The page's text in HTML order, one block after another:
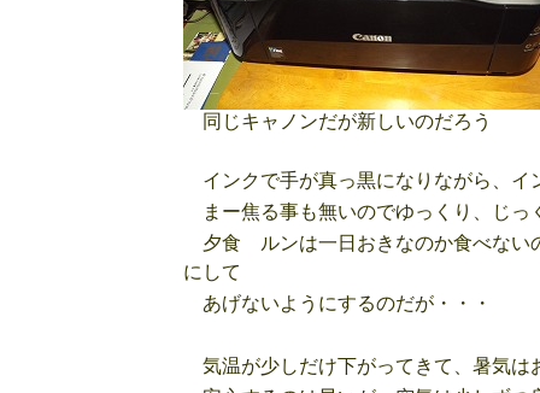
同じキャノンだが新しいのだろう
インクで手が真っ黒になりながら、イ
まー焦る事も無いのでゆっくり、じっ
夕食 ルンは一日おきなのか食べない
にして
あげないようにするのだが・・・
気温が少しだけ下がってきて、暑気は